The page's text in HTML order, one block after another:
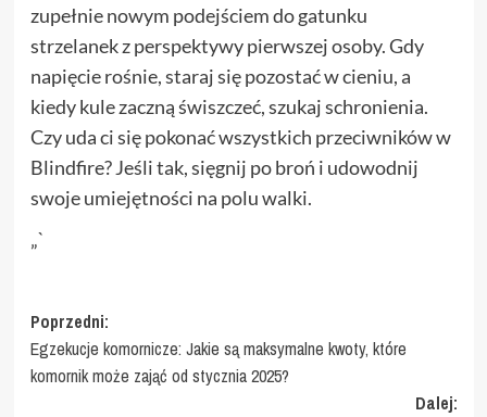
zupełnie nowym podejściem do gatunku
strzelanek z perspektywy pierwszej osoby. Gdy
napięcie rośnie, staraj się pozostać w cieniu, a
kiedy kule zaczną świszczeć, szukaj schronienia.
Czy uda ci się pokonać wszystkich przeciwników w
Blindfire? Jeśli tak, sięgnij po broń i udowodnij
swoje umiejętności na polu walki.
„`
Zobacz
wpisy
Poprzedni:
Egzekucje komornicze: Jakie są maksymalne kwoty, które
komornik może zająć od stycznia 2025?
Dalej: